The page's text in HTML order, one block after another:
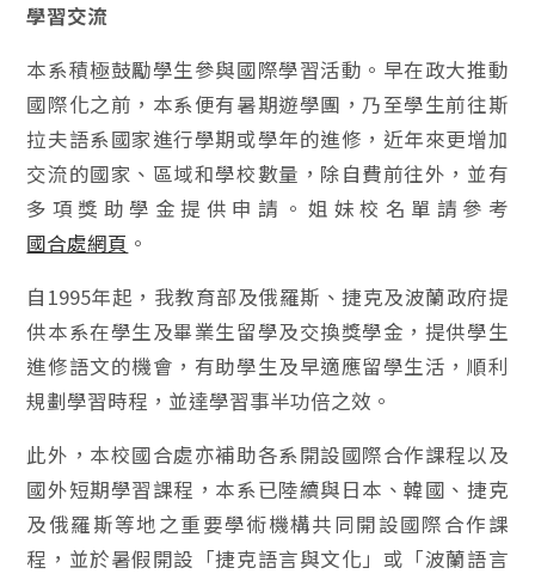
學習交流
本系積極鼓勵學生參與國際學習活動。早在政大推動
國際化之前，本系便有暑期遊學團，乃至學生前往斯
拉夫語系國家進行學期或學年的進修，近年來更增加
交流的國家、區域和學校數量，除自費前往外，並有
多項獎助學金提供申請。姐妹校名單請參考
國合處網頁 。
自1995年起，我教育部及俄羅斯、捷克及波蘭政府提
供本系在學生及畢業生留學及交換獎學金，提供學生
進修語文的機會，有助學生及早適應留學生活，順利
規劃學習時程，並達學習事半功倍之效。
此外，本校國合處亦補助各系開設國際合作課程以及
國外短期學習課程，本系已陸續與日本、韓國、捷克
及俄羅斯等地之重要學術機構共同開設國際合作課
程，並於暑假開設「捷克語言與文化」或「波蘭語言